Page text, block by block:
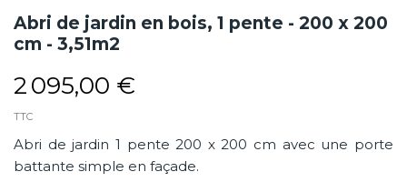
Abri de jardin en bois, 1 pente - 200 x 200
cm - 3,51m2
2 095,00 €
TTC
Abri de jardin 1 pente 200 x 200 cm avec une porte
battante simple en façade.